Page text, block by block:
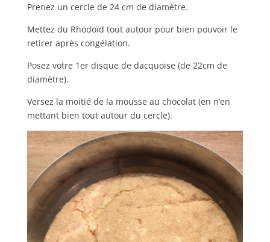
Prenez un cercle de 24 cm de diamètre.
Mettez du Rhodoïd tout autour pour bien pouvoir le
retirer après congélation.
Posez votre 1er disque de dacquoise (de 22cm de
diamètre).
Versez la moitié de la mousse au chocolat (en n’en
mettant bien tout autour du cercle).